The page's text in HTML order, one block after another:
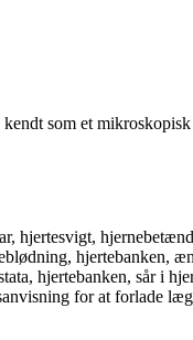
som et
hjertesvigt,
hjertebanken,
hjertebanken, sår i
for at forlade